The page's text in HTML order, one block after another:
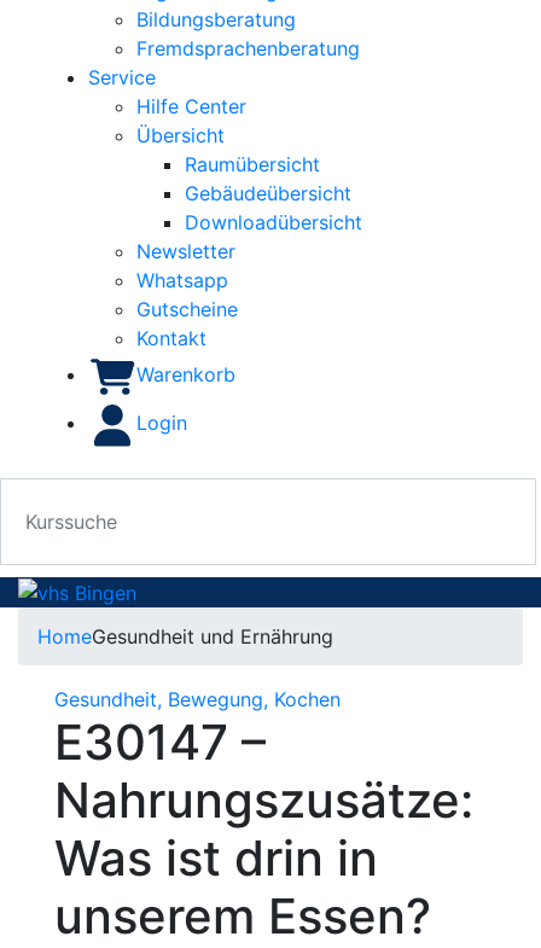
Bildungsberatung
Fremdsprachenberatung
Service
Hilfe Center
Übersicht
Raumübersicht
Gebäudeübersicht
Downloadübersicht
Newsletter
Whatsapp
Gutscheine
Kontakt
Warenkorb
Login
HomeGesundheit und Ernährung
Gesundheit, Bewegung, Kochen
E30147 –
Nahrungszusätze:
Was ist drin in
unserem Essen?